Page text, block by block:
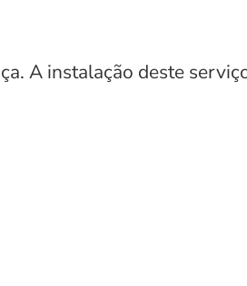
A instalação deste